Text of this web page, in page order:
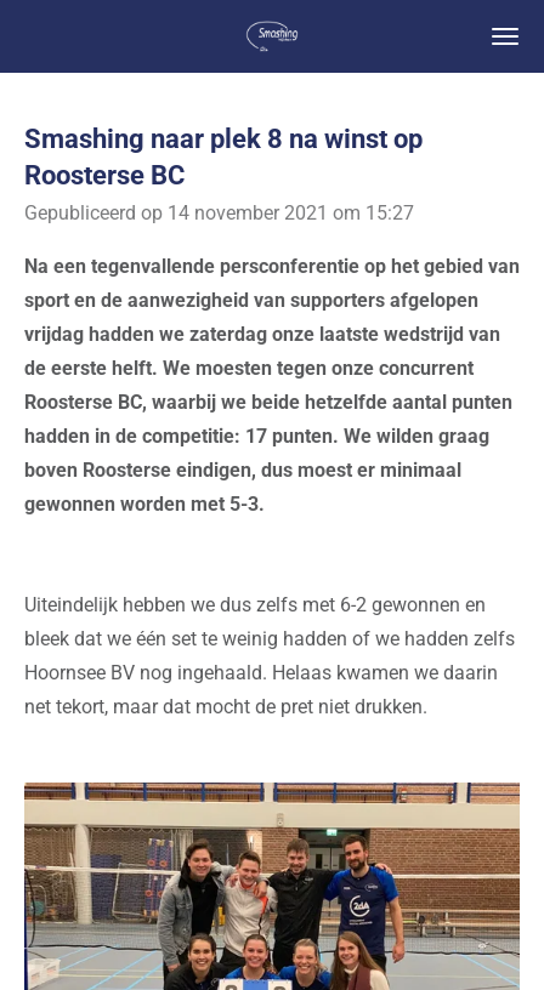
de
hoofdinhoud
Smashing naar plek 8 na winst op
Roosterse BC
Gepubliceerd op 14 november 2021 om 15:27
Na een tegenvallende persconferentie op het gebied van
sport en de aanwezigheid van supporters afgelopen
vrijdag hadden we zaterdag onze laatste wedstrijd van
de eerste helft. We moesten tegen onze concurrent
Roosterse BC, waarbij we beide hetzelfde aantal punten
hadden in de competitie: 17 punten. We wilden graag
boven Roosterse eindigen, dus moest er minimaal
gewonnen worden met 5-3.
Uiteindelijk hebben we dus zelfs met 6-2 gewonnen en
bleek dat we één set te weinig hadden of we hadden zelfs
Hoornsee BV nog ingehaald. Helaas kwamen we daarin
net tekort, maar dat mocht de pret niet drukken.